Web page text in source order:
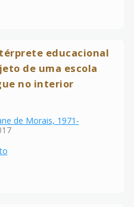
educacional
de uma escola
no interior
de Morais, 1971-